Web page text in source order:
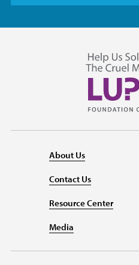
About Us
Contact Us
Resource Center
Media